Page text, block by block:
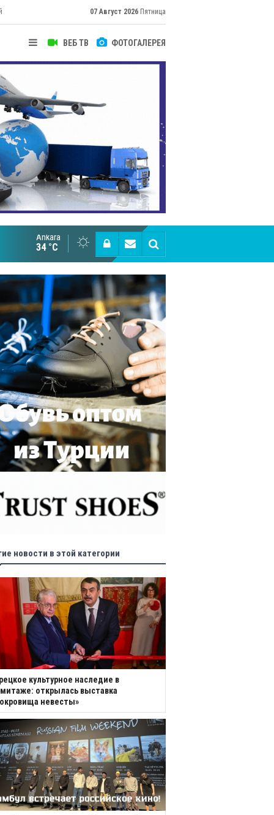
07 Август 2026 Пятница
ВЕБ ТВ ФОТОГАЛЕРЕЯ
Cottonhill покоряет мировые рынки
Ankara
34 °C
новости в этой категории
культурное наследие в
открылась выставка
невесты»